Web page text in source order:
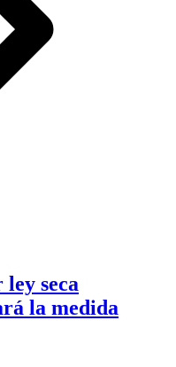
seca
la medida